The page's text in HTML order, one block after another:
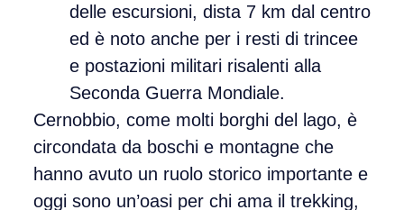
delle escursioni, dista 7 km dal centro
ed è noto anche per i resti di trincee
e postazioni militari risalenti alla
Seconda Guerra Mondiale.
Cernobbio, come molti borghi del lago, è
circondata da boschi e montagne che
hanno avuto un ruolo storico importante e
oggi sono un’oasi per chi ama il trekking,